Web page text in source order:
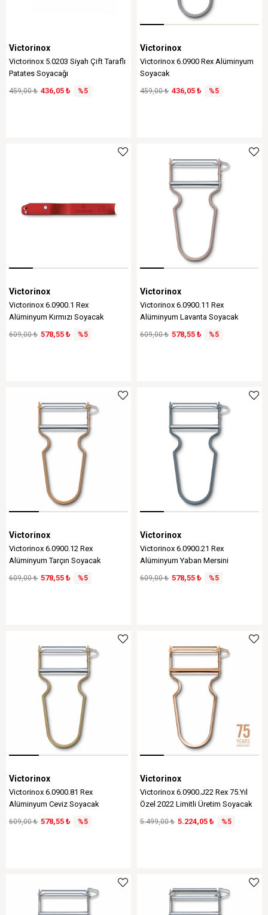
Victorinox
Victorinox 5.0203 Siyah Çift Taraflı
Patates Soyacağı
436,05 ₺
459,00 ₺ %5
Victorinox
Victorinox 6.0900 Rex Alüminyum
Soyacak
436,05 ₺
459,00 ₺ %5
Victorinox
Victorinox 6.0900.1 Rex
Alüminyum Kırmızı Soyacak
578,55 ₺
609,00 ₺ %5
Victorinox
Victorinox 6.0900.11 Rex
Alüminyum Lavanta Soyacak
578,55 ₺
609,00 ₺ %5
Victorinox
Victorinox 6.0900.12 Rex
Alüminyum Tarçın Soyacak
578,55 ₺
609,00 ₺ %5
Victorinox
Victorinox 6.0900.21 Rex
Alüminyum Yaban Mersini
578,55 ₺
609,00 ₺ %5
Victorinox
Victorinox 6.0900.81 Rex
Alüminyum Ceviz Soyacak
578,55 ₺
609,00 ₺ %5
Victorinox
Victorinox 6.0900.J22 Rex 75.Yıl
Özel 2022 Limitli Üretim Soyacak
5.224,05 ₺
5.499,00 ₺ %5